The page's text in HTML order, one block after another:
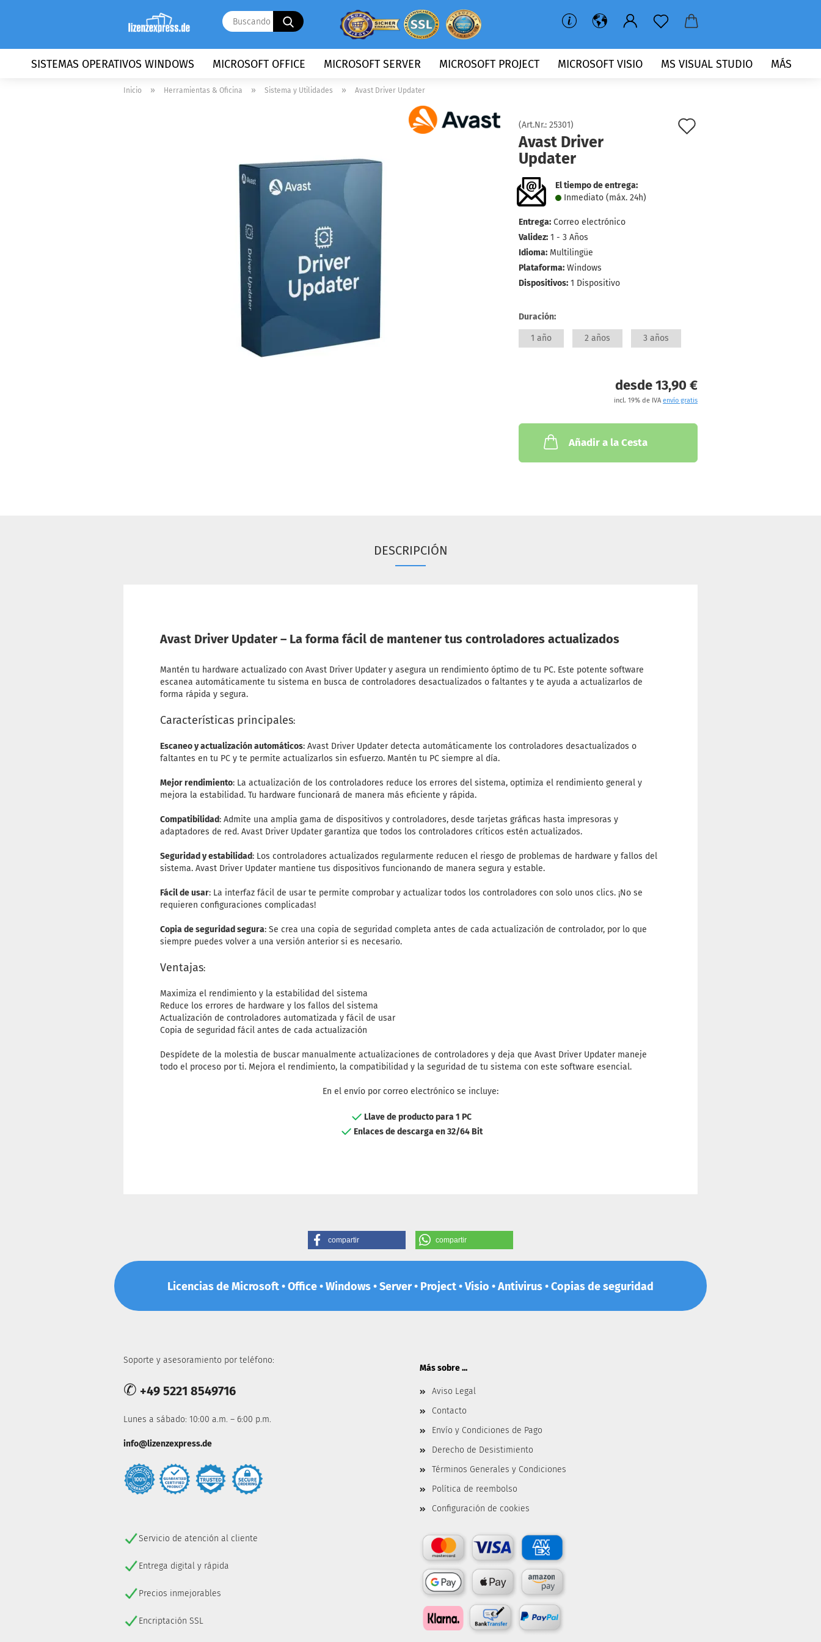
Buscando
...
SISTEMAS OPERATIVOS WINDOWS MICROSOFT OFFICE MICROSOFT SERVER MICROSOFT PROJECT MICROSOFT VISIO MS VISUAL STUDIO MÁS
Inicio » Herramientas & Oficina » Sistema y Utilidades » Avast Driver Updater
(Art.Nr.: 25301)
Avast Driver
Updater
El tiempo de entrega:
Inmediato (máx. 24h)
Entrega: Correo electrónico
Validez: 1 - 3 Años
Idioma: Multilingüe
Plataforma: Windows
Dispositivos: 1 Dispositivo
Duración:
1 año 2 años 3 años
desde 13,90 €
incl. 19% de IVA envío gratis
Añadir a la Cesta
DESCRIPCIÓN
Avast Driver Updater – La forma fácil de mantener tus controladores actualizados
Mantén tu hardware actualizado con Avast Driver Updater y asegura un rendimiento óptimo de tu PC. Este potente software
escanea automáticamente tu sistema en busca de controladores desactualizados o faltantes y te ayuda a actualizarlos de
forma rápida y segura.
Características principales:
Escaneo y actualización automáticos: Avast Driver Updater detecta automáticamente los controladores desactualizados o
faltantes en tu PC y te permite actualizarlos sin esfuerzo. Mantén tu PC siempre al día.
Mejor rendimiento: La actualización de los controladores reduce los errores del sistema, optimiza el rendimiento general y
mejora la estabilidad. Tu hardware funcionará de manera más eficiente y rápida.
Compatibilidad: Admite una amplia gama de dispositivos y controladores, desde tarjetas gráficas hasta impresoras y
adaptadores de red. Avast Driver Updater garantiza que todos los controladores críticos estén actualizados.
Seguridad y estabilidad: Los controladores actualizados regularmente reducen el riesgo de problemas de hardware y fallos del
sistema. Avast Driver Updater mantiene tus dispositivos funcionando de manera segura y estable.
Fácil de usar: La interfaz fácil de usar te permite comprobar y actualizar todos los controladores con solo unos clics. ¡No se
requieren configuraciones complicadas!
Copia de seguridad segura: Se crea una copia de seguridad completa antes de cada actualización de controlador, por lo que
siempre puedes volver a una versión anterior si es necesario.
Ventajas:
Maximiza el rendimiento y la estabilidad del sistema
Reduce los errores de hardware y los fallos del sistema
Actualización de controladores automatizada y fácil de usar
Copia de seguridad fácil antes de cada actualización
Despídete de la molestia de buscar manualmente actualizaciones de controladores y deja que Avast Driver Updater maneje
todo el proceso por ti. Mejora el rendimiento, la compatibilidad y la seguridad de tu sistema con este software esencial.
En el envío por correo electrónico se incluye:
Llave de producto para 1 PC
Enlaces de descarga en 32/64 Bit
compartir compartir
Licencias de Microsoft • Office • Windows • Server • Project • Visio • Antivirus • Copias de seguridad
Soporte y asesoramiento por teléfono:
✆ +49 5221 8549716
Lunes a sábado: 10:00 a.m. – 6:00 p.m.
info@lizenzexpress.de
Más sobre ...
Aviso Legal
Contacto
Envío y Condiciones de Pago
Derecho de Desistimiento
Términos Generales y Condiciones
Política de reembolso
Configuración de cookies
Servicio de atención al cliente
Entrega digital y rápida
Precios inmejorables
Encriptación SSL